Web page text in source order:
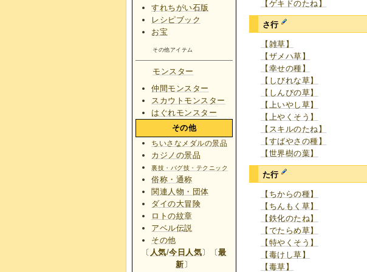
【ゲキドのたね】
さ行
【雑草】
【ザメハ草】
【幸せの種】
【しびれな草】
【しんぴの草】
【上いやし草】
【上やくそう】
【スキルのたね】
【すばやさの種】
【世界樹の葉】
た行
【ちからの種】
【ちんもく草】
【鉄化のたね】
【でたらめ草】
【特やくそう】
【毒けし草】
【毒草】
すれちがい石版
レシピブック
お宝
その他アイテム
モンスター
仲間モンスター
スカウトモンスター
はぐれモンスター
その他
ちいさなメダルの景品
カジノの景品
裏技・バグ技・テクニック
俗称・通称
関連人物・団体
ダイの大冒険
ロトの紋章
アベル伝説
その他
〔 人気/今日人気〕〔最
新 〕